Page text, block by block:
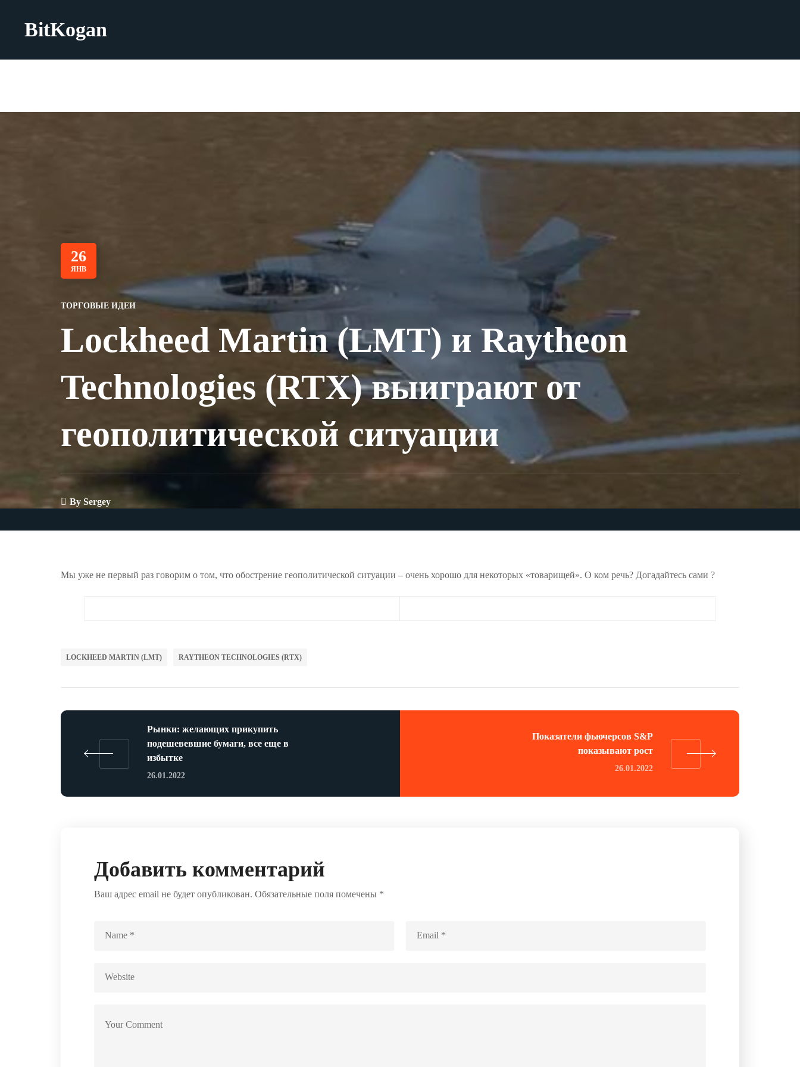
BitKogan
26
ЯНВ
ТОРГОВЫЕ ИДЕИ
Lockheed Martin (LMT) и Raytheon
Technologies (RTX) выиграют от
геополитической ситуации
By Sergey
Мы уже не первый раз говорим о том, что обострение геополитической ситуации – очень хорошо для некоторых «товарищей». О ком речь? Догадайтесь сами ?
LOCKHEED MARTIN (LMT) RAYTHEON TECHNOLOGIES (RTX)
Рынки: желающих прикупить
подешевевшие бумаги, все еще в
избытке
26.01.2022
Показатели фьючерсов S&P
показывают рост
26.01.2022
Добавить комментарий
Ваш адрес email не будет опубликован. Обязательные поля помечены *